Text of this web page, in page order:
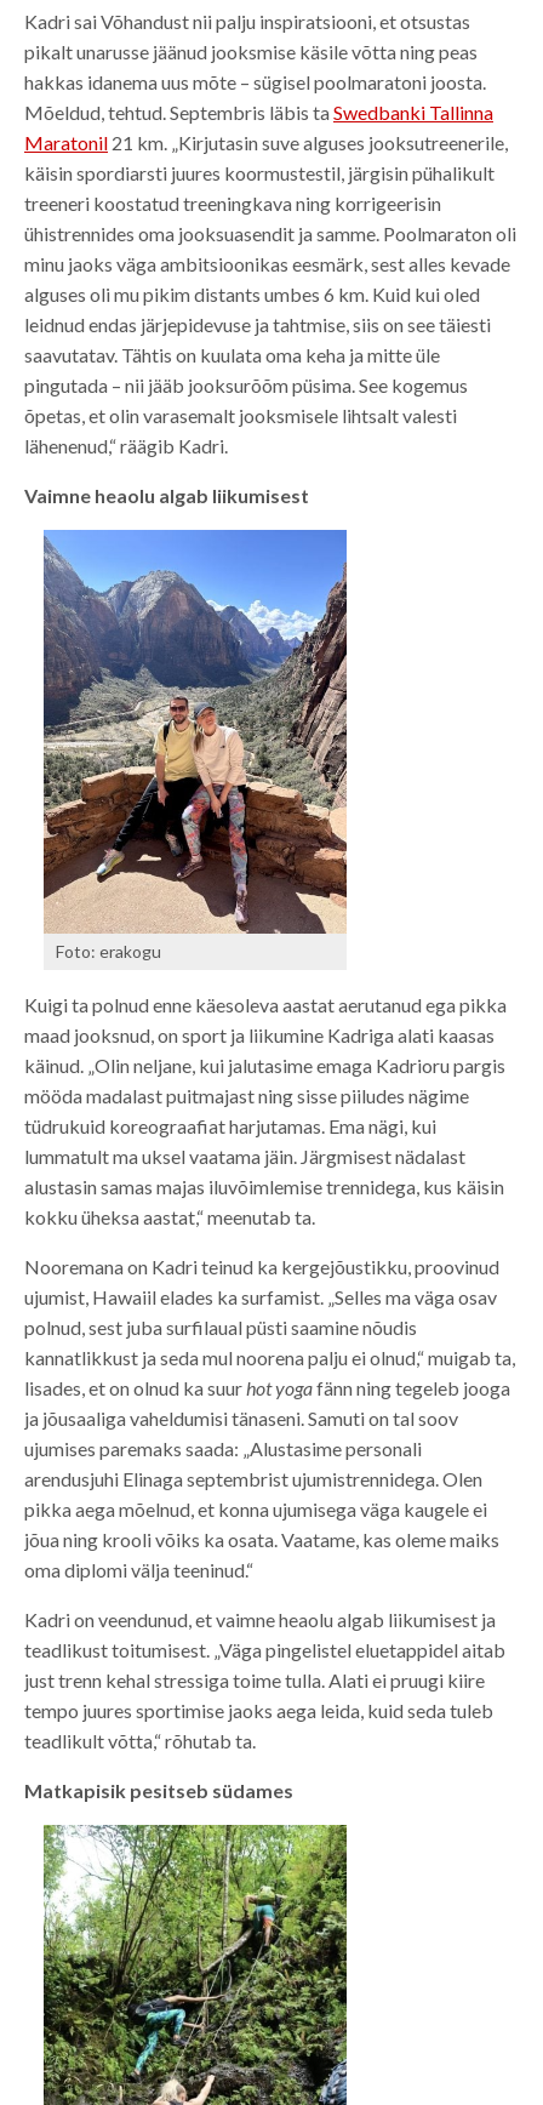
Kadri sai Võhandust nii palju inspiratsiooni, et otsustas
pikalt unarusse jäänud jooksmise käsile võtta ning peas
hakkas idanema uus mõte – sügisel poolmaratoni joosta.
Mõeldud, tehtud. Septembris läbis taSwedbanki Tallinna
Maratonil 21 km. „Kirjutasin suve alguses jooksutreenerile,
käisin spordiarsti juures koormustestil, järgisin pühalikult
treeneri koostatud treeningkava ning korrigeerisin
ühistrennides oma jooksuasendit ja samme. Poolmaraton oli
minu jaoks väga ambitsioonikas eesmärk, sest alles kevade
alguses oli mu pikim distants umbes 6 km. Kuid kui oled
leidnud endas järjepidevuse ja tahtmise, siis on see täiesti
saavutatav. Tähtis on kuulata oma keha ja mitte üle
pingutada – nii jääb jooksurõõm püsima. See kogemus
õpetas, et olin varasemalt jooksmisele lihtsalt valesti
lähenenud,“ räägib Kadri.
Vaimne heaolu algab liikumisest
Foto: erakogu
Kuigi ta polnud enne käesoleva aastat aerutanud ega pikka
maad jooksnud, on sport ja liikumine Kadriga alati kaasas
käinud. „Olin neljane, kui jalutasime emaga Kadrioru pargis
mööda madalast puitmajast ning sisse piiludes nägime
tüdrukuid koreograafiat harjutamas. Ema nägi, kui
lummatult ma uksel vaatama jäin. Järgmisest nädalast
alustasin samas majas iluvõimlemise trennidega, kus käisin
kokku üheksa aastat,“ meenutab ta.
Nooremana on Kadri teinud ka kergejõustikku, proovinud
ujumist, Hawaiil elades ka surfamist. „Selles ma väga osav
polnud, sest juba surfilaual püsti saamine nõudis
kannatlikkust ja seda mul noorena palju ei olnud,“ muigab ta,
lisades, et on olnud ka suurhot yogafänn ning tegeleb jooga
ja jõusaaliga vaheldumisi tänaseni. Samuti on tal soov
ujumises paremaks saada: „Alustasime personali
arendusjuhi Elinaga septembrist ujumistrennidega. Olen
pikka aega mõelnud, et konna ujumisega väga kaugele ei
jõua ning krooli võiks ka osata. Vaatame, kas oleme maiks
oma diplomi välja teeninud.“
Kadri on veendunud, et vaimne heaolu algab liikumisest ja
teadlikust toitumisest. „Väga pingelistel eluetappidel aitab
just trenn kehal stressiga toime tulla. Alati ei pruugi kiire
tempo juures sportimise jaoks aega leida, kuid seda tuleb
teadlikult võtta,“ rõhutab ta.
Matkapisik pesitseb südames